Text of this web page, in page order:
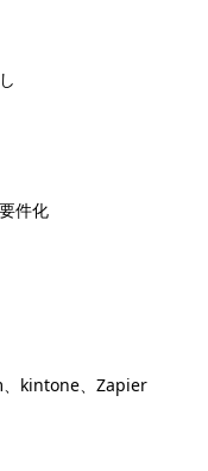
件化
、kintone、Zapier